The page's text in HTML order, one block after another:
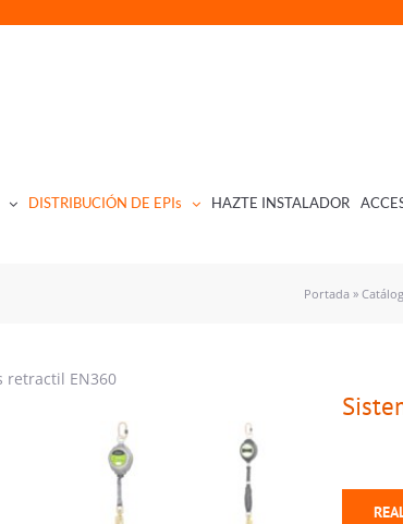
DISTRIBUCIÓN DE EPIs HAZTE INSTALADOR
Portada »
retractil EN360